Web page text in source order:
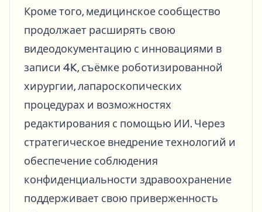
Кроме того, медицинское сообщество
продолжает расширять свою
видеодокументацию с инновациями в
записи 4K, съёмке роботизированной
хирургии, лапароскопических
процедурах и возможностях
редактирования с помощью ИИ. Через
стратегическое внедрение технологий и
обеспечение соблюдения
конфиденциальности здравоохранение
поддерживает свою приверженность